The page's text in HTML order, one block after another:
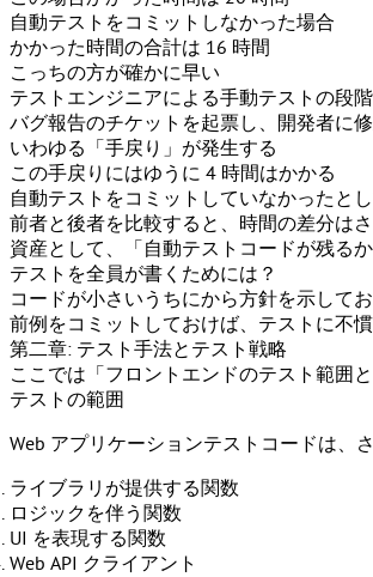
自動テストをコミットしなかった場合
かかった時間の合計は 16 時間
こっちの方が確かに早い
テストエンジニアによる手動テストの段
バグ報告のチケットを起票し、開発者に
いわゆる「手戻り」が発生する
この手戻りにはゆうに 4 時間はかかる
自動テストをコミットしていなかったと
前者と後者を比較すると、時間の差分は
資産として、「自動テストコードが残る
テストを全員が書くためには？
コードが小さいうちにから方針を示して
前例をコミットしておけば、テストに不
第二章: テスト手法とテスト戦略
ここでは「フロントエンドのテスト範囲
テストの範囲
Web アプリケーションテストコードは、
ライブラリが提供する関数
ロジックを伴う関数
UI を表現する関数
Web API クライアント